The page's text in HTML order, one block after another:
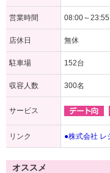
営業時間 08:00～23:55
店休日 無休
駐車場 152台
収容人数 300名
サービス
リンク ●株式会社 レ
オススメ